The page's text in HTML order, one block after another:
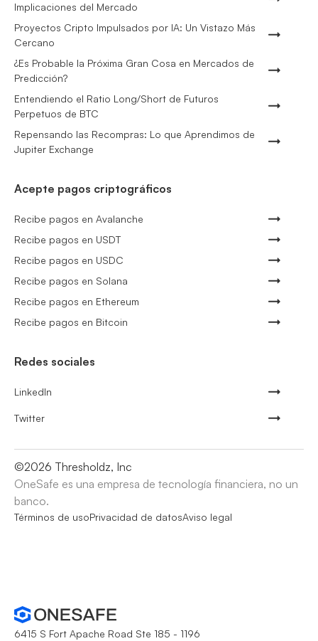
Implicaciones del Mercado
Proyectos Cripto Impulsados por IA: Un Vistazo Más
Cercano
¿Es Probable la Próxima Gran Cosa en Mercados de
Predicción?
Entendiendo el Ratio Long/Short de Futuros
Perpetuos de BTC
Repensando las Recompras: Lo que Aprendimos de
Jupiter Exchange
Acepte pagos criptográficos
Recibe pagos en Avalanche
Recibe pagos en USDT
Recibe pagos en USDC
Recibe pagos en Solana
Recibe pagos en Ethereum
Recibe pagos en Bitcoin
Redes sociales
LinkedIn
Twitter
©2026 Thresholdz, Inc
OneSafe es una empresa de tecnología financiera, no un
banco.
Términos de usoPrivacidad de datosAviso legal
6415 S Fort Apache Road Ste 185 - 1196